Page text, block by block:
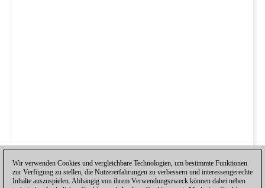
Wir verwenden Cookies und vergleichbare Technologien, um bestimmte Funktionen
zur Verfügung zu stellen, die Nutzererfahrungen zu verbessern und interessengerechte
Inhalte auszuspielen. Abhängig von ihrem Verwendungszweck können dabei neben